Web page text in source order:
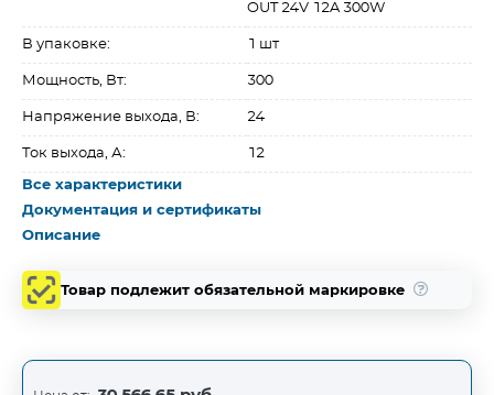
OUT 24V 12A 300W
В упаковке: 1 шт
Мощность, Вт: 300
Напряжение выхода, В: 24
Ток выхода, А: 12
Все характеристики
Документация и сертификаты
Описание
Товар подлежит обязательной маркировке